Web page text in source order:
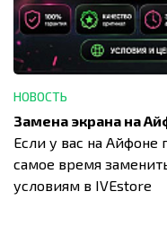
НОВОСТЬ
Замена экрана на
Если у вас на Айфоне
самое время
условиям в IVEstore